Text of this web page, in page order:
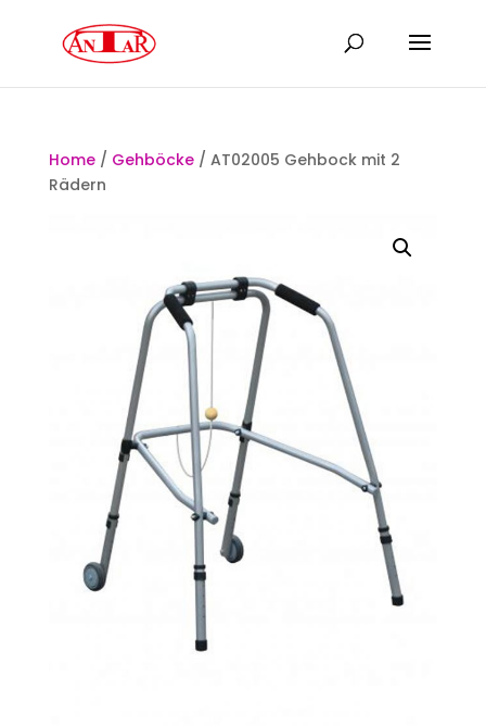
Home/ Gehböcke/ AT02005 Gehbock mit 2
Rädern